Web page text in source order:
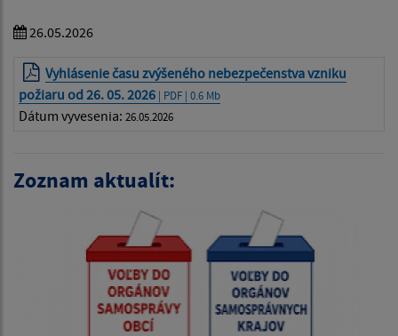
26.05.2026
Vyhlásenie času zvýšeného nebezpečenstva vzniku
požiaru od 26. 05. 2026 | PDF | 0.6 Mb
Dátum vyvesenia: 26.05.2026
Zoznam aktualít: